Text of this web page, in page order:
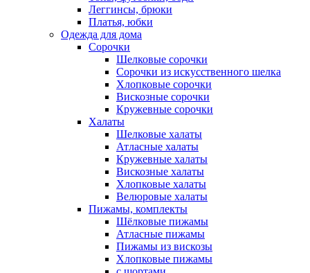
Леггинсы, брюки
Платья, юбки
Одежда для дома
Сорочки
Шелковые сорочки
Сорочки из искусственного шелка
Хлопковые сорочки
Вискозные сорочки
Кружевные сорочки
Халаты
Шелковые халаты
Атласные халаты
Кружевные халаты
Вискозные халаты
Хлопковые халаты
Велюровые халаты
Пижамы, комплекты
Шёлковые пижамы
Атласные пижамы
Пижамы из вискозы
Хлопковые пижамы